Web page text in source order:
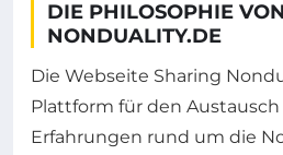
DIE PHILOSOPHIE
NONDUALITY.DE
Die Webseite Sharing
Plattform für den
Erfahrungen rund um die